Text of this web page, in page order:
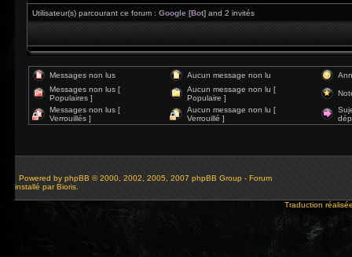
Utilisateur(s) parcourant ce forum : Google [Bot] and 2 invités
Messages non lus Aucun message non lu
Messages non lus [
Populaires ]
Aucun message non lu [
Populaire ]
Messages non lus [
Verrouillés ]
Aucun message non lu [
Verrouillé ]
Powered by phpBB © 2000, 2002, 2005, 2007 phpBB Group - Forum
installé par Bioris.
Traduction